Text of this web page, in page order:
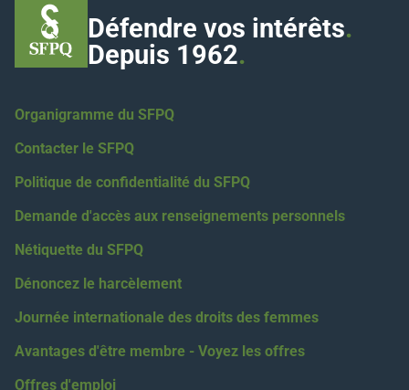
Défendre vos intérêts.
Depuis 1962.
Organigramme du SFPQ
Contacter le SFPQ
Politique de confidentialité du SFPQ
Demande d'accès aux renseignements personnels
Nétiquette du SFPQ
Dénoncez le harcèlement
Journée internationale des droits des femmes
Avantages d'être membre - Voyez les offres
Offres d'emploi